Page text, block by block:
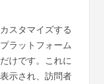
スタマイズする
ラットフォーム
けです。これに
示され、訪問者